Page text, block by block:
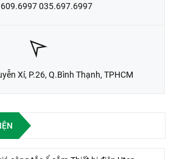
035.697.6997
Xí, P.26, Q.Bình Thạnh, TPHCM